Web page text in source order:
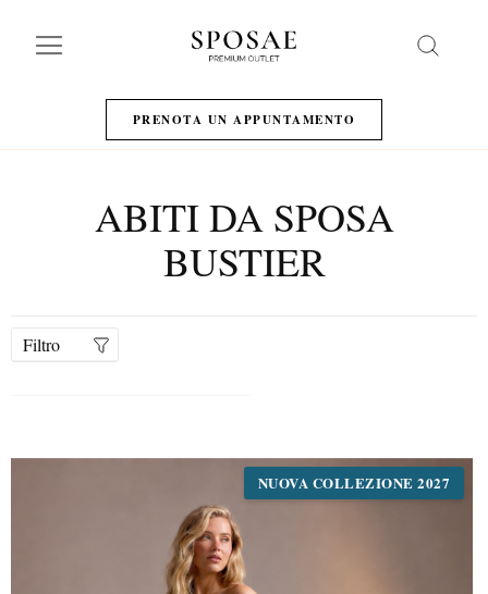
PRENOTA UN APPUNTAMENTO
ABITI DA SPOSA
BUSTIER
NUOVA COLLEZIONE 2027
Filtro